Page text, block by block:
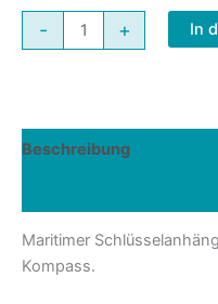
-
Schlüsselanhänger
Oktopus
+ In
Beschreibung
Maritimer
Kompass.